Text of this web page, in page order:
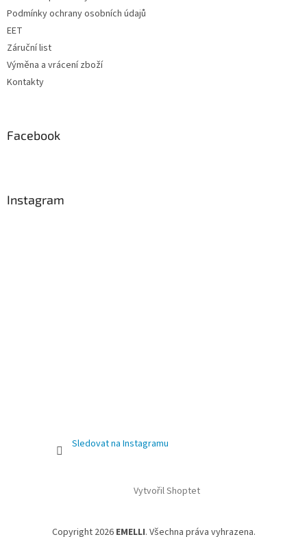
Podmínky ochrany osobních údajů
EET
Záruční list
Výměna a vrácení zboží
Kontakty
Facebook
Instagram
Sledovat na Instagramu
Vytvořil Shoptet
Copyright 2026 EMELLI. Všechna práva vyhrazena.